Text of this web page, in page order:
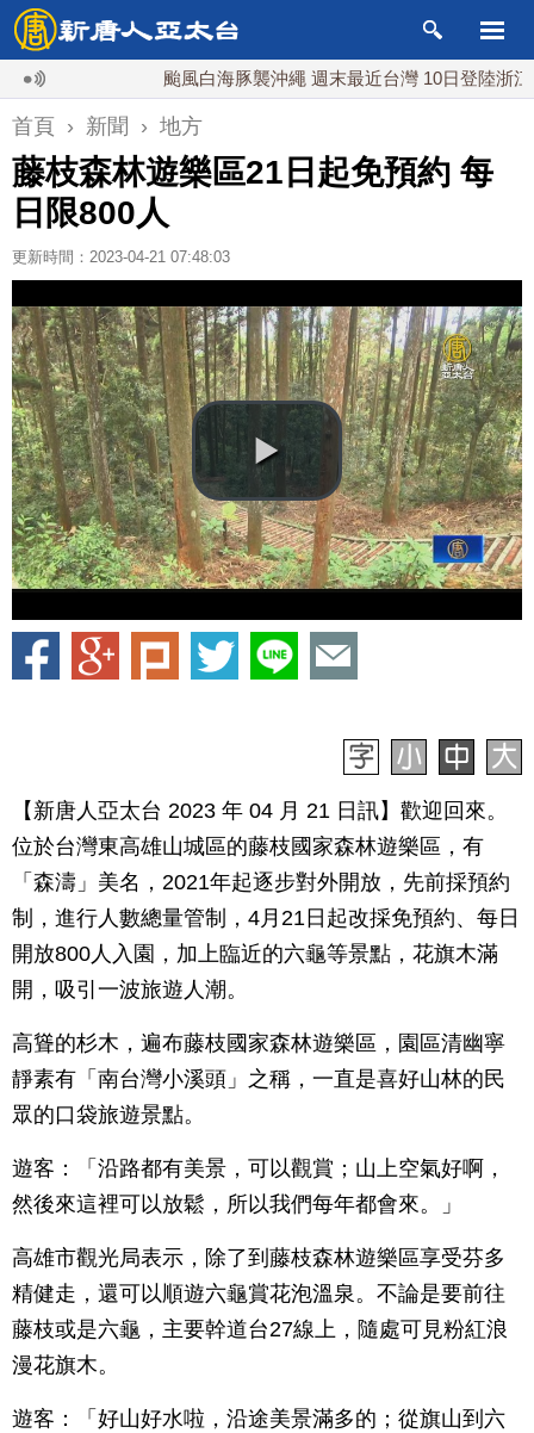
颱風白海豚襲沖繩 週末最近台灣 10日登陸浙江
首頁 › 新聞 › 地方
藤枝森林遊樂區21日起免預約 每
日限800人
更新時間：2023-04-21 07:48:03
【新唐人亞太台 2023 年 04 月 21 日訊】歡迎回來。
位於台灣東高雄山城區的藤枝國家森林遊樂區，有
「森濤」美名，2021年起逐步對外開放，先前採預約
制，進行人數總量管制，4月21日起改採免預約、每日
開放800人入園，加上臨近的六龜等景點，花旗木滿
開，吸引一波旅遊人潮。
高聳的杉木，遍布藤枝國家森林遊樂區，園區清幽寧
靜素有「南台灣小溪頭」之稱，一直是喜好山林的民
眾的口袋旅遊景點。
遊客：「沿路都有美景，可以觀賞；山上空氣好啊，
然後來這裡可以放鬆，所以我們每年都會來。」
高雄市觀光局表示，除了到藤枝森林遊樂區享受芬多
精健走，還可以順遊六龜賞花泡溫泉。不論是要前往
藤枝或是六龜，主要幹道台27線上，隨處可見粉紅浪
漫花旗木。
遊客：「好山好水啦，沿途美景滿多的；從旗山到六